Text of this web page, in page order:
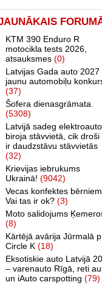
KTM 390 Enduro R
motocikla tests 2026,
atsauksmes (0)
Latvijas Gada auto 2027
jaunu automobiļu
(37)
Šofera dienasgrāmata.
(5308)
Latvijā sadeg elektroauto
biroja stāvvietā, cik droši
ir daudzstāvu stāvvietās
(32)
Krievijas iebrukums
Ukrainā! (9042)
Vecas konfektes
Vai tas ir ok? (3)
Moto salidojums
(8)
Kārtējā avārija Jūrmalā
Circle K (18)
Eksotiskie auto Latvijā
– varenauto Rīgā, reti
un iAuto carspotting (79)